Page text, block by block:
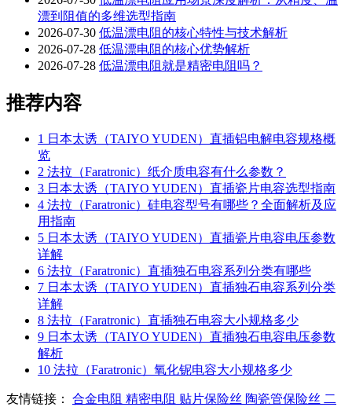
漂到阻值的多维选型指南
2026-07-30 低温漂电阻的核心特性与技术解析
2026-07-28 低温漂电阻的核心优势解析
2026-07-28 低温漂电阻就是精密电阻吗？
推荐内容
1 日本太诱（TAIYO YUDEN）直插铝电解电容规格概
览
2 法拉（Faratronic）纸介质电容有什么参数？
3 日本太诱（TAIYO YUDEN）直插瓷片电容选型指南
4 法拉（Faratronic）硅电容型号有哪些？全面解析及应
用指南
5 日本太诱（TAIYO YUDEN）直插瓷片电容电压参数
详解
6 法拉（Faratronic）直插独石电容系列分类有哪些
7 日本太诱（TAIYO YUDEN）直插独石电容系列分类
详解
8 法拉（Faratronic）直插独石电容大小规格多少
9 日本太诱（TAIYO YUDEN）直插独石电容电压参数
解析
10 法拉（Faratronic）氧化铌电容大小规格多少
友情链接： 合金电阻 精密电阻 贴片保险丝 陶瓷管保险丝 二